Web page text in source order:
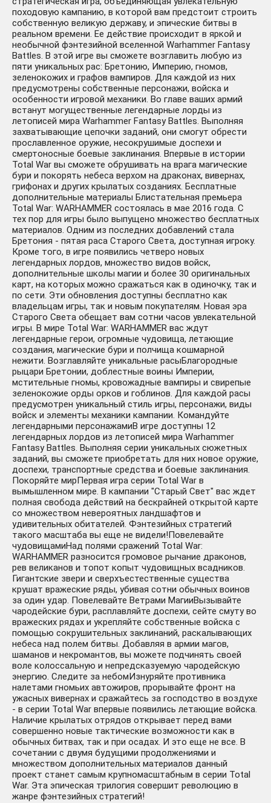
походовую кампанию, в которой вам предстоит строить
собственную великую державу, и эпические битвы в
реальном времени. Ее действие происходит в яркой и
необычной фэнтезийной вселенной Warhammer Fantasy
Battles. В этой игре вы сможете возглавить любую из
пяти уникальных рас: Бретонию, Империю, гномов,
зеленокожих и графов вампиров. Для каждой из них
предусмотрены собственные персонажи, войска и
особенности игровой механики. Во главе ваших армий
встанут могущественные легендарные лорды из
летописей мира Warhammer Fantasy Battles. Выполняя
захватывающие цепочки заданий, они смогут обрести
прославленное оружие, несокрушимые доспехи и
смертоносные боевые заклинания. Впервые в истории
Total War вы сможете обрушивать на врага магические
бури и покорять небеса верхом на драконах, вивернах,
грифонах и других крылатых созданиях. Бесплатные
дополнительные материалы Блистательная премьера
Total War: WARHAMMER состоялась в мае 2016 года. С
тех пор для игры было выпущено множество бесплатных
материалов. Одним из последних добавлений стала
Бретония - пятая раса Старого Света, доступная игроку.
Кроме того, в игре появились четверо новых
легендарных лордов, множество видов войск,
дополнительные школы магии и более 30 оригинальных
карт, на которых можно сражаться как в одиночку, так и
по сети. Эти обновления доступны бесплатно как
владельцам игры, так и новым покупателям. Новая эра
Старого Света обещает вам сотни часов увлекательной
игры. В мире Total War: WARHAMMER вас ждут
легендарные герои, огромные чудовища, летающие
создания, магические бури и полчища кошмарной
нежити. Возглавляйте уникальные расыБлагородные
рыцари Бретонии, доблестные воины Империи,
мстительные гномы, кровожадные вампиры и свирепые
зеленокожие орды орков и гоблинов. Для каждой расы
предусмотрен уникальный стиль игры, персонажи, виды
войск и элементы механики кампании. Командуйте
легендарными персонажамиВ игре доступны 12
легендарных лордов из летописей мира Warhammer
Fantasy Battles. Выполняя серии уникальных сюжетных
заданий, вы сможете приобретать для них новое оружие,
доспехи, транспортные средства и боевые заклинания.
Покоряйте мирПервая игра серии Total War в
вымышленном мире. В кампании "Старый Свет" вас ждет
полная свобода действий на бескрайней открытой карте
со множеством невероятных ландшафтов и
удивительных обитателей. Фэнтезийных стратегий
такого масштаба вы еще не видели!Повелевайте
чудовищамиНад полями сражений Total War:
WARHAMMER разносится громовое рычание драконов,
рев великанов и топот копыт чудовищных всадников.
Гигантские звери и сверхъестественные существа
крушат вражеские ряды, убивая сотни обычных воинов
за один удар. Повелевайте Ветрами МагииВызывайте
чародейские бури, расплавляйте доспехи, сейте смуту во
вражеских рядах и укрепляйте собственные войска с
помощью сокрушительных заклинаний, раскалывающих
небеса над полем битвы. Добавляя в армии магов,
шаманов и некромантов, вы можете подчинять своей
воле колоссальную и непредсказуемую чародейскую
энергию. Следите за небомИзнуряйте противника
налетами гномьих автожиров, прорывайте фронт на
ужасных вивернах и сражайтесь за господство в воздухе
- в серии Total War впервые появились летающие войска.
Наличие крылатых отрядов открывает перед вами
совершенно новые тактические возможности как в
обычных битвах, так и при осадах. И это еще не все. В
сочетании с двумя будущими продолжениями и
множеством дополнительных материалов данный
проект станет самым крупномасштабным в серии Total
War. Эта эпическая трилогия совершит революцию в
жанре фэнтезийных стратегий!